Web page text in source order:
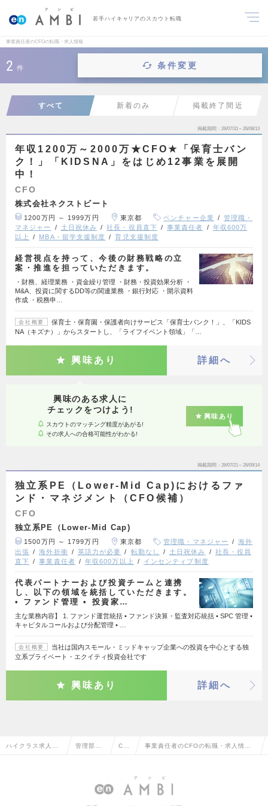
若手ハイキャリアのスカウト転職
事業責任者のCFOの転職・求人情報
2 件 条件変更
すべて 新着のみ 掲載終了間近
掲載期間 26/07/31～26/08/13
年収1200万～2000万★CFO★「保育士バン
ク！」「KIDSNA」をはじめ12事業を展開
中！
CFO
株式会社ネクストビート
1200万円 ～ 1999万円 東京都 ベンチャー企業
管理職・
マネジャー
土日祝休み 社長・役員直下 事業責任者
年収600万
以上
MBA・留学支援制度 育児支援制度
経営視点を持って、今後の財務戦略の立
案・推進を担っていただきます。
・財務、経理業務 ・資金繰り管理 ・財務・投資効果分析 ・
M&A、投資に関するDD等の関連業務 ・銀行対応 ・開示資料
作成 ・税務申…
会社概要
保育士・保育園・保護者向けサービス「保育士バンク！」、「KIDS
NA（キズナ）」からスタートし、「ライフイベント領域」「…
興味あり 詳細へ
興味のある求人に
チェックをつけよう!
スカウトのマッチング精度があがる!
その求人への合格可能性がわかる!
興味あり
掲載期間 26/07/21～26/09/14
独立系PE（Lower-Mid Cap)におけるファ
ンド・マネジメント（CFO候補）
CFO
独立系PE（Lower-Mid Cap)
1500万円 ～ 1799万円 東京都 管理職・マネジャー
海外
出張
海外折衝 英語力が必要 転勤なし 土日祝休み
社長・役員
直下
事業責任者 年収600万以上 インセンティブ制度
代表パートナーおよび投資チームと連携
し、以下の領域を統括していただきます。
• ファンド管理 • 投資家…
主な業務内容】 1. ファンド運営統括 • ファンド決算・監査対応統括 • SPC 管理 •
キャピタルコールおよび分配管理 • …
会社概要
当社は国内スモール・ミッドキャップ企業への投資を中心とする独
立系プライベート・エクイティ投資会社です
興味あり 詳細へ
ハイクラス求人TO 管理部門 CF 事業責任者のCFOの転職・求人情報